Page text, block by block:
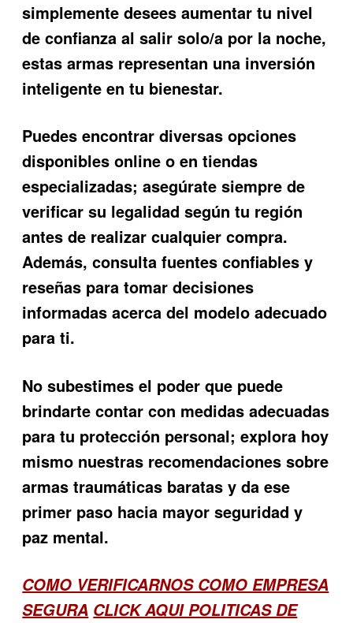
simplemente desees aumentar tu nivel
de confianza al salir solo/a por la noche,
estas armas representan una inversión
inteligente en tu bienestar.
Puedes encontrar diversas opciones
disponibles online o en tiendas
especializadas; asegúrate siempre de
verificar su legalidad según tu región
antes de realizar cualquier compra.
Además, consulta fuentes confiables y
reseñas para tomar decisiones
informadas acerca del modelo adecuado
para ti.
No subestimes el poder que puede
brindarte contar con medidas adecuadas
para tu protección personal; explora hoy
mismo nuestras recomendaciones sobre
armas traumáticas baratas y da ese
primer paso hacia mayor seguridad y
paz mental.
COMO VERIFICARNOS COMO EMPRESA
SEGURA CLICK AQUI POLITICAS DE